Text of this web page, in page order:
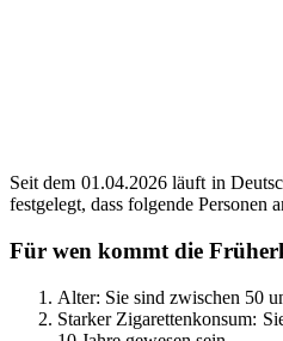
Seit dem 01.04.2026 läuft in
festgelegt, dass folgende Personen
Für wen kommt die
Alter: Sie sind zwischen 50
Starker Zigarettenkonsum: